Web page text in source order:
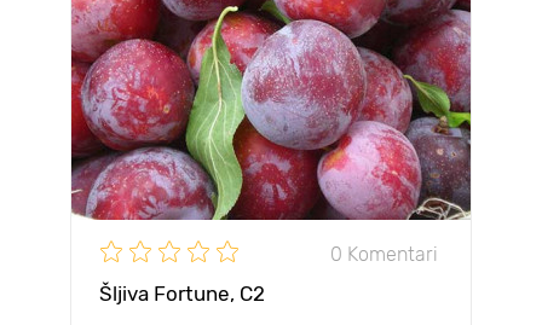
0 Komentari
Šljiva Fortune, C2